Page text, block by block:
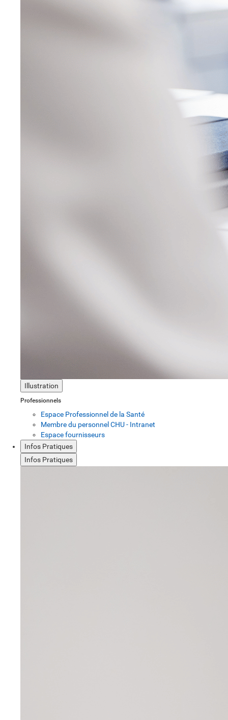
Illustration
Professionnels
Espace Professionnel de la Santé
Membre du personnel CHU - Intranet
Espace fournisseurs
Infos Pratiques
Infos Pratiques